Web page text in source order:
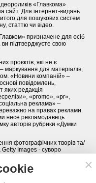
«Главкома»
сайт. Для інтернет-видань
для пошукових систем
статтю чи відео.
призначене для осіб
підтверджуєте свою
проєктів, які не є
для матеріалів,
«Новини компаній» –
повідомлень,
яких редакція
«promo», «pr»,
реклама» –
на правах реклами.
несе рекламодавець.
авторів рубрики «Думки
фотографічних творів та/
Getty Images - суворо
Правила сайту